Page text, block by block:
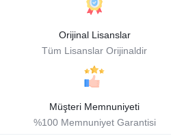
Orijinal Lisanslar
Tüm Lisanslar Orijinaldir
Müşteri Memnuniyeti
%100 Memnuniyet Garantisi